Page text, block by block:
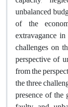
unbalanced
of the
extravagance
challenges on
perspective of
from the
the three
presence of